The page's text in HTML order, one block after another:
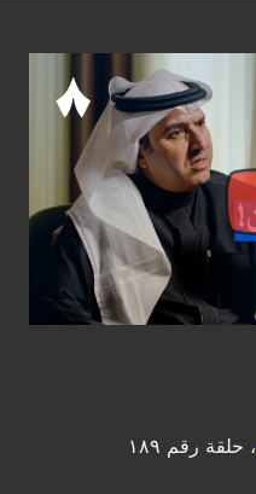
، حلقة رقم ١٨٩